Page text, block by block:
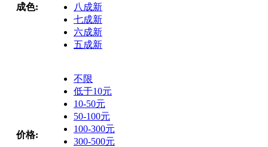
成色:
八成新
七成新
六成新
五成新
价格:
不限
低于10元
10-50元
50-100元
100-300元
300-500元